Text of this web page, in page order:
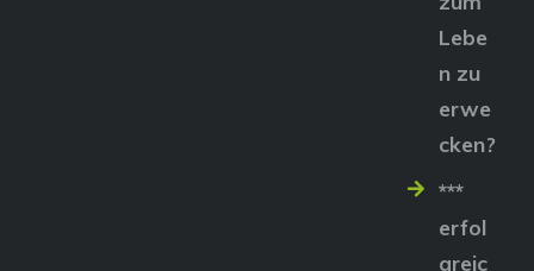
Lebe
n zu
erwe
cken?
***
erfol
greic